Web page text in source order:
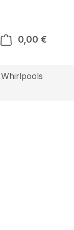
0,00 €
Whirlpools